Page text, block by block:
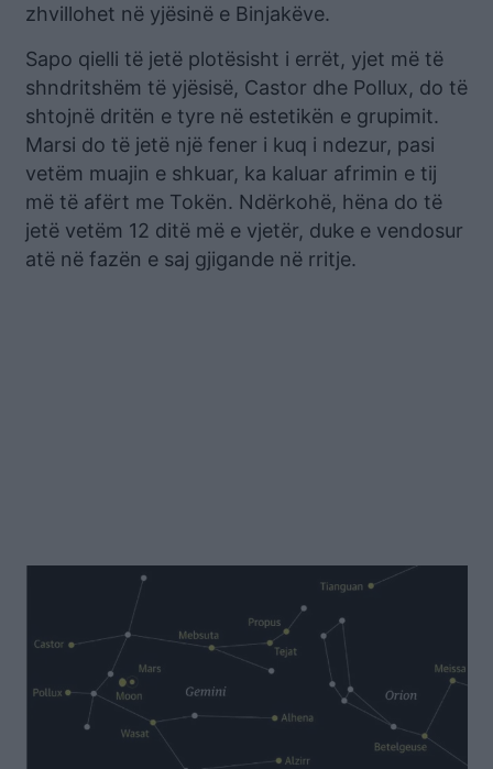
zhvillohet në yjësinë e Binjakëve.
Sapo qielli të jetë plotësisht i errët, yjet më të
shndritshëm të yjësisë, Castor dhe Pollux, do të
shtojnë dritën e tyre në estetikën e grupimit.
Marsi do të jetë një fener i kuq i ndezur, pasi
vetëm muajin e shkuar, ka kaluar afrimin e tij
më të afërt me Tokën. Ndërkohë, hëna do të
jetë vetëm 12 ditë më e vjetër, duke e vendosur
atë në fazën e saj gjigande në rritje.